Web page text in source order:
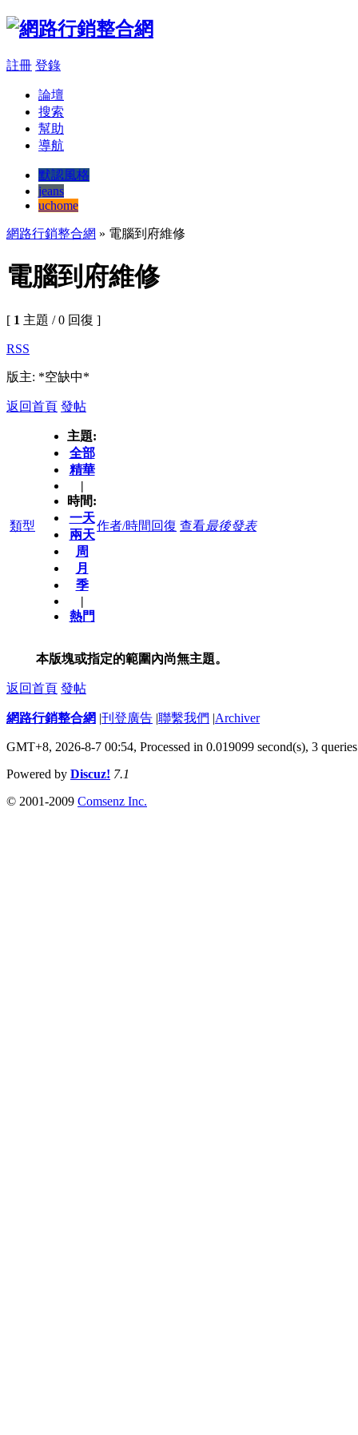
註冊 登錄
論壇
搜索
幫助
導航
默認風格
jeans
uchome
網路行銷整合網 » 電腦到府維修
電腦到府維修
[ 1 主題 / 0 回復 ]
RSS
版主: *空缺中*
返回首頁 發帖
類型
主題:
全部
精華
|
時間:
一天
兩天
周
月
季
|
熱門
作者/時間 回復 查看最後發表
本版塊或指定的範圍內尚無主題。
返回首頁 發帖
網路行銷整合網 |刊登廣告 |聯繫我們 |Archiver
GMT+8, 2026-8-7 00:54, Processed in 0.019099 second(s), 3 queries
Powered by Discuz! 7.1
© 2001-2009 Comsenz Inc.